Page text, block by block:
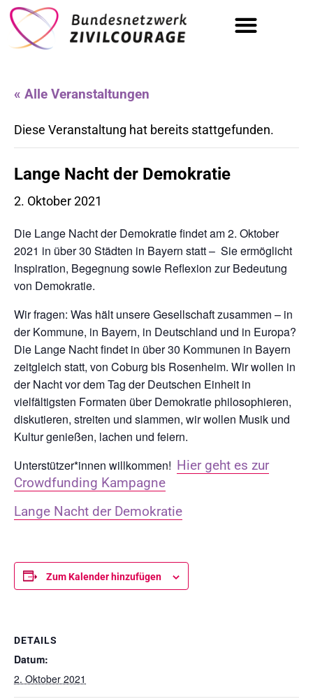
« Alle Veranstaltungen
Diese Veranstaltung hat bereits stattgefunden.
Lange Nacht der Demokratie
2. Oktober 2021
Die Lange Nacht der Demokratie findet am 2. Oktober
2021 in über 30 Städten in Bayern statt – Sie ermöglicht
Inspiration, Begegnung sowie Reflexion zur Bedeutung
von Demokratie.
Wir fragen: Was hält unsere Gesellschaft zusammen – in
der Kommune, in Bayern, in Deutschland und in Europa?
Die Lange Nacht findet in über 30 Kommunen in Bayern
zeitgleich statt, von Coburg bis Rosenheim. Wir wollen in
der Nacht vor dem Tag der Deutschen Einheit in
vielfältigsten Formaten über Demokratie philosophieren,
diskutieren, streiten und slammen, wir wollen Musik und
Kultur genießen, lachen und feiern.
Unterstützer*innen willkommen! Hier geht es zur
Crowdfunding Kampagne
Lange Nacht der Demokratie
Zum Kalender hinzufügen
DETAILS
Datum:
2. Oktober 2021